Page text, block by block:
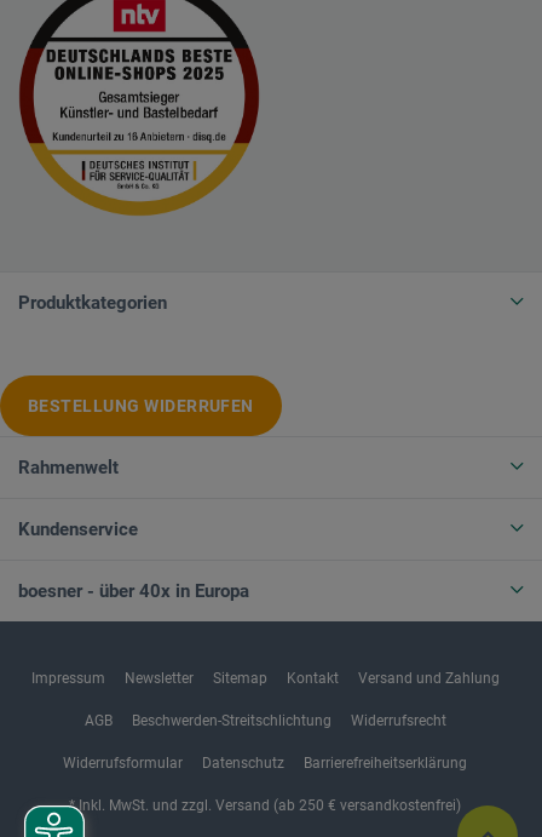
Produktkategorien
BESTELLUNG WIDERRUFEN
Rahmenwelt
Kundenservice
boesner - über 40x in Europa
Impressum Newsletter Sitemap Kontakt Versand und Zahlung
AGB Beschwerden-Streitschlichtung Widerrufsrecht
Widerrufsformular Datenschutz Barrierefreiheitserklärung
* Inkl. MwSt. und zzgl. Versand (ab 250 € versandkostenfrei)